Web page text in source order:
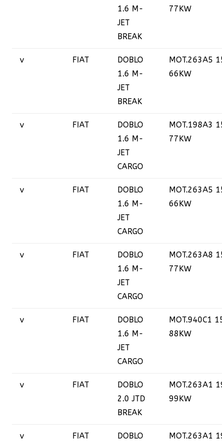
1.6 M-
JET
BREAK
77KW
v FIAT
DOBLO
1.6 M-
JET
BREAK
MOT.263A5
66KW
v FIAT
DOBLO
1.6 M-
JET
CARGO
MOT.198A3
77KW
v FIAT
DOBLO
1.6 M-
JET
CARGO
MOT.263A5
66KW
v FIAT
DOBLO
1.6 M-
JET
CARGO
MOT.263A8
77KW
v FIAT
DOBLO
1.6 M-
JET
CARGO
MOT.940C1
88KW
v FIAT
DOBLO
2.0 JTD
BREAK
MOT.263A1
99KW
v FIAT DOBLO MOT.263A1